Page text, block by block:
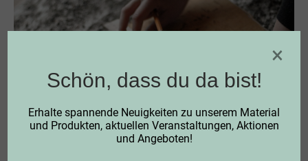
BEWÄHRTE QUALITÄT DURCH HANDARBEIT:
Schön, dass du da bist!
Erhalte spannende Neuigkeiten zu unserem Material
und Produkten, aktuellen Veranstaltungen, Aktionen
und Angeboten!
×